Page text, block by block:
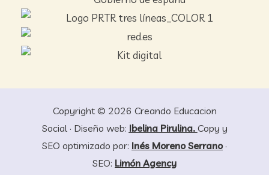
Copyright © 2026 Creando Educacion
Social · Diseño web: Ibelina Pirulina. Copy y
SEO optimizado por: Inés Moreno Serrano·
SEO: Limón Agency